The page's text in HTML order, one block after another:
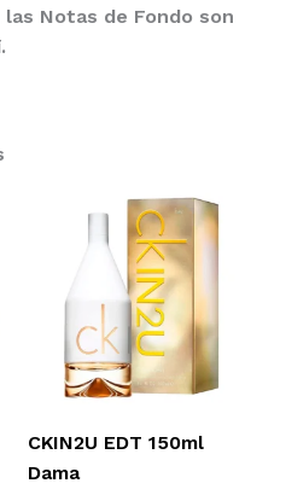
Notas de Fondo son
CKIN2U EDT 150ml
Dama